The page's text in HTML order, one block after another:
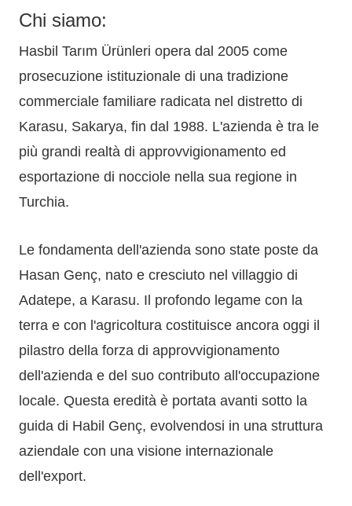
Chi siamo:
Hasbil Tarım Ürünleri opera dal 2005 come
prosecuzione istituzionale di una tradizione
commerciale familiare radicata nel distretto di
Karasu, Sakarya, fin dal 1988. L'azienda è tra le
più grandi realtà di approvvigionamento ed
esportazione di nocciole nella sua regione in
Turchia.
Le fondamenta dell'azienda sono state poste da
Hasan Genç, nato e cresciuto nel villaggio di
Adatepe, a Karasu. Il profondo legame con la
terra e con l'agricoltura costituisce ancora oggi il
pilastro della forza di approvvigionamento
dell'azienda e del suo contributo all'occupazione
locale. Questa eredità è portata avanti sotto la
guida di Habil Genç, evolvendosi in una struttura
aziendale con una visione internazionale
dell'export.